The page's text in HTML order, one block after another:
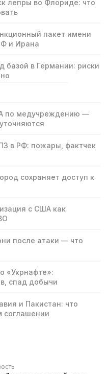
лепры во Флориде: что
пакет имени
и Ирана
базой в Германии: риски
по медучреждению —
в РФ: пожары, фактчек
сохраняет доступ к
с США как
после атаки — что
«Укрнафте»:
спад добычи
и Пакистан: что
соглашении